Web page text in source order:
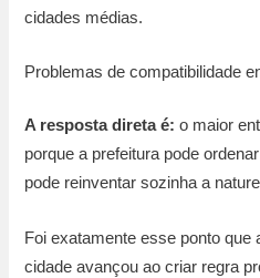
cidades médias.
Problemas de compatibilidade
A resposta direta é: o maior
porque a prefeitura pode
pode reinventar sozinha a
Foi exatamente esse ponto que
cidade avançou ao criar regra